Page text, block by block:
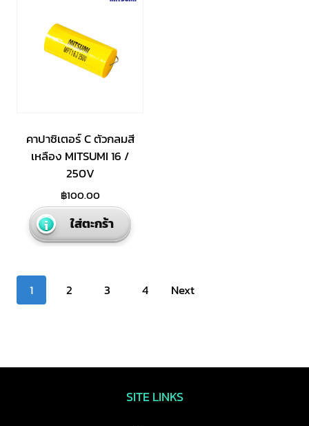
คาปาซิเตอร์ C ตัวกลมสี
เหลือง MITSUMI 16 /
250V
฿100.00
ใส่ตะกร้า
Posts
1 2 3 4 Next
SITE LINKS